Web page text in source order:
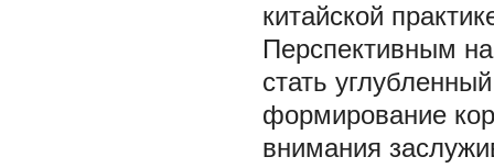
китайской
Перспективным
стать
формирование
внимания